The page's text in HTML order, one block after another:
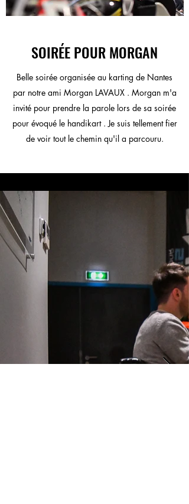
SOIRÉE POUR MORGAN
Belle soirée organisée au karting de Nantes
par notre ami Morgan LAVAUX . Morgan m'a
invité pour prendre la parole lors de sa soirée
pour évoqué le handikart . Je suis tellement fier
de voir tout le chemin qu'il a parcouru.